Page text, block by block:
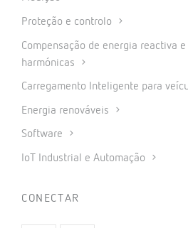
Proteção e controlo
Compensação de energia reactiva
harmónicas
Carregamento Inteligente para
Energia renováveis
Software
IoT Industrial e Automação
CONECTAR